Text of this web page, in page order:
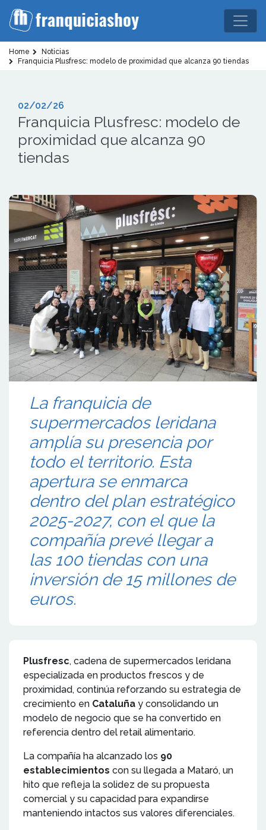
Home
Noticias
Franquicia Plusfresc: modelo de proximidad que alcanza 90 tiendas
02/02/26
Franquicia Plusfresc: modelo de
proximidad que alcanza 90
tiendas
La franquicia de
supermercados leridana
amplía su presencia por
todo el territorio. Esta
apertura se enmarca
dentro del plan estratégico
2025-2027, con el que la
compañía prevé llegar a
las 100 tiendas con una
inversión de 15 millones de
euros.
Plusfresc, cadena de supermercados leridana
especializada en productos frescos y de
proximidad, continúa reforzando su estrategia de
crecimiento en Cataluña y consolidando un
modelo de negocio que se ha convertido en
referencia dentro del retail alimentario.
La compañía ha alcanzado los 90
establecimientos con su llegada a Mataró, un
hito que refleja la solidez de su propuesta
comercial y su capacidad para expandirse
manteniendo intactos sus valores diferenciales.